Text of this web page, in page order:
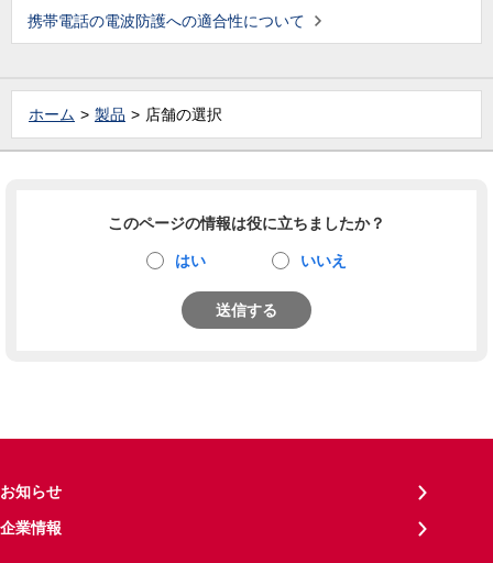
携帯電話の電波防護への適合性について
ホーム 製品 店舗の選択
このページの情報は役に立ちましたか？
はい いいえ
送信する
お知らせ
企業情報